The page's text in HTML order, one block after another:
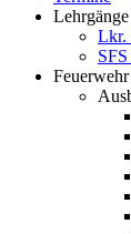
Lehrgänge
Lkr.
Feuerwehr